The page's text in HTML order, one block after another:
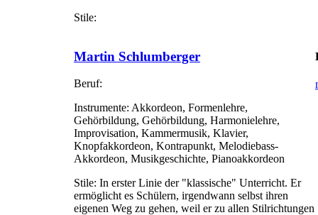
Stile:
Martin Schlumberger
Beruf:
Instrumente: Akkordeon, Formenlehre,
Gehörbildung, Gehörbildung, Harmonielehre,
Improvisation, Kammermusik, Klavier,
Knopfakkordeon, Kontrapunkt, Melodiebass-
Akkordeon, Musikgeschichte, Pianoakkordeon
Stile: In erster Linie der "klassische" Unterricht. Er
ermöglicht es Schülern, irgendwann selbst ihren
eigenen Weg zu gehen, weil er zu allen Stilrichtungen